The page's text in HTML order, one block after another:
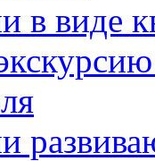
в виде